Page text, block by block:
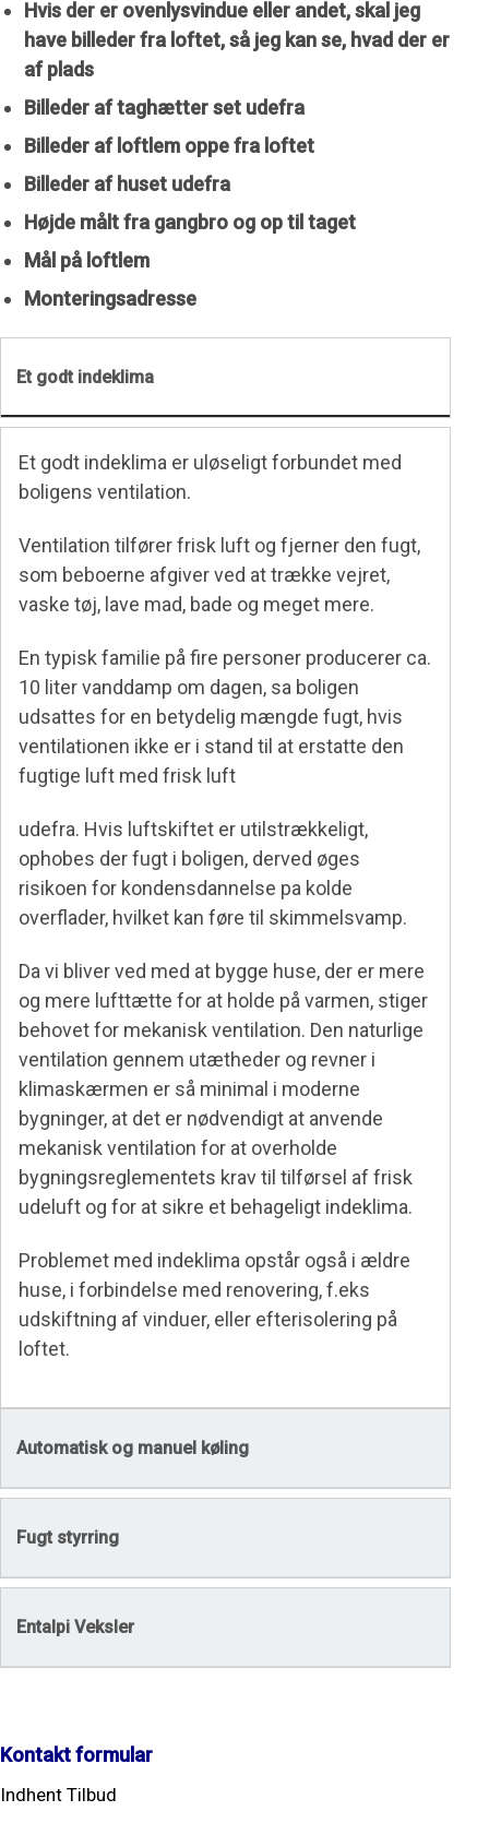
Hvis der er ovenlysvindue eller andet, skal jeg
have billeder fra loftet, så jeg kan se, hvad der er
af plads
Billeder af taghætter set udefra
Billeder af loftlem oppe fra loftet
Billeder af huset udefra
Højde målt fra gangbro og op til taget
Mål på loftlem
Monteringsadresse
Et godt indeklima
Et godt indeklima er uløseligt forbundet med
boligens ventilation.
Ventilation tilfører frisk luft og fjerner den fugt,
som beboerne afgiver ved at trække vejret,
vaske tøj, lave mad, bade og meget mere.
En typisk familie på fire personer producerer ca.
10 liter vanddamp om dagen, sa boligen
udsattes for en betydelig mængde fugt, hvis
ventilationen ikke er i stand til at erstatte den
fugtige luft med frisk luft
udefra. Hvis luftskiftet er utilstrækkeligt,
ophobes der fugt i boligen, derved øges
risikoen for kondensdannelse pa kolde
overflader, hvilket kan føre til skimmelsvamp.
Da vi bliver ved med at bygge huse, der er mere
og mere lufttætte for at holde på varmen, stiger
behovet for mekanisk ventilation. Den naturlige
ventilation gennem utætheder og revner i
klimaskærmen er så minimal i moderne
bygninger, at det er nødvendigt at anvende
mekanisk ventilation for at overholde
bygningsreglementets krav til tilførsel af frisk
udeluft og for at sikre et behageligt indeklima.
Problemet med indeklima opstår også i ældre
huse, i forbindelse med renovering, f.eks
udskiftning af vinduer, eller efterisolering på
loftet.
Automatisk og manuel køling
Fugt styrring
Entalpi Veksler
Kontakt formular
Indhent Tilbud